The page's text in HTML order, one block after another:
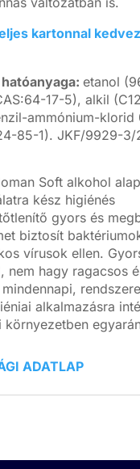
kartonnal
etanol
17-5), alkil
ammónium-klorid
85-1). JKF/9929-3/
Soft alkohol
kész higiénés
gyors és
biztosít
vírusok ellen.
nem hagy ragacsos
alkalmazásra
környezetben
ADATLAP